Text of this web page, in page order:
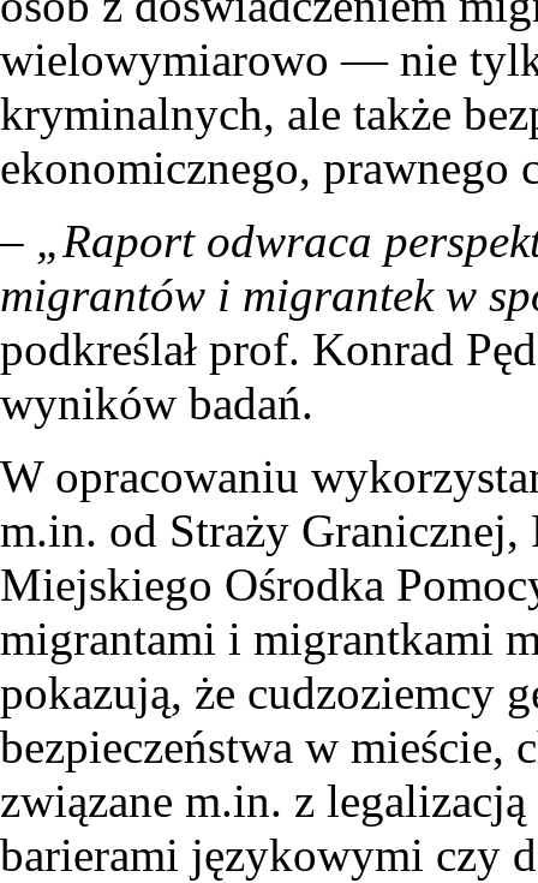
wielowymiarowo — nie
kryminalnych, ale także
ekonomicznego, prawnego
– „Raport odwraca
migrantów i migrantek w
podkreślał prof. Konrad
wyników badań.
W opracowaniu
m.in. od Straży
Miejskiego Ośrodka
migrantami i migrantkami
pokazują, że cudzoziemcy
bezpieczeństwa w mieście,
związane m.in. z
barierami językowymi czy